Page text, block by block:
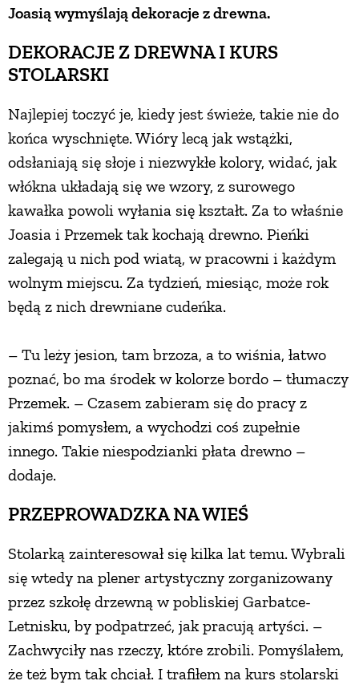
Joasią wymyślają dekoracje z drewna.
DEKORACJE Z DREWNA I KURS
STOLARSKI
Najlepiej toczyć je, kiedy jest świeże, takie nie do
końca wyschnięte. Wióry lecą jak wstążki,
odsłaniają się słoje i niezwykłe kolory, widać, jak
włókna układają się we wzory, z surowego
kawałka powoli wyłania się kształt. Za to właśnie
Joasia i Przemek tak kochają drewno. Pieńki
zalegają u nich pod wiatą, w pracowni i każdym
wolnym miejscu. Za tydzień, miesiąc, może rok
będą z nich drewniane cudeńka.
– Tu leży jesion, tam brzoza, a to wiśnia, łatwo
poznać, bo ma środek w kolorze bordo – tłumaczy
Przemek. – Czasem zabieram się do pracy z
jakimś pomysłem, a wychodzi coś zupełnie
innego. Takie niespodzianki płata drewno –
dodaje.
PRZEPROWADZKA NA WIEŚ
Stolarką zainteresował się kilka lat temu. Wybrali
się wtedy na plener artystyczny zorganizowany
przez szkołę drzewną w pobliskiej Garbatce-
Letnisku, by podpatrzeć, jak pracują artyści. –
Zachwyciły nas rzeczy, które zrobili. Pomyślałem,
że też bym tak chciał. I trafiłem na kurs stolarski
ŚNIADANIA
PRZYSTAWKI
ZUPY
DANIA GŁÓWNE
DODATKI
PRZETWORY